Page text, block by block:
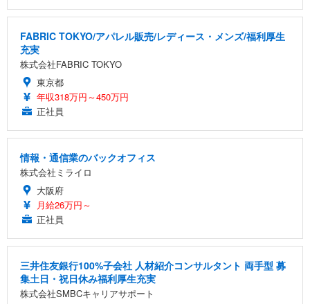
FABRIC TOKYO/アパレル販売/レディース・メンズ/福利厚生
充実
株式会社FABRIC TOKYO
東京都
年収318万円～450万円
正社員
情報・通信業のバックオフィス
株式会社ミライロ
大阪府
月給26万円～
正社員
三井住友銀行100%子会社 人材紹介コンサルタント 両手型 募
集土日・祝日休み福利厚生充実
株式会社SMBCキャリアサポート